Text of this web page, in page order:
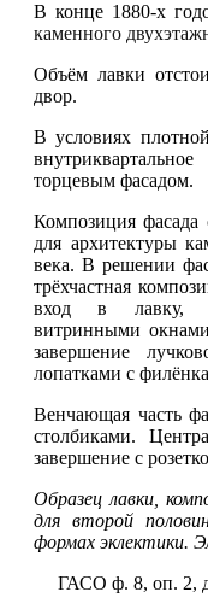
В конце 1880-х
каменного
Объём лавки
двор.
В условиях
торцевым фасадом.
Композиция фасада
для архитектуры
века. В решении
трёхчастная
вход в лавку,
витринными
завершение
лопатками с
Венчающая часть
столбиками.
завершение с
Образец лавки,
для второй
формах эклектики.
ГАСО ф. 8, оп. 2,